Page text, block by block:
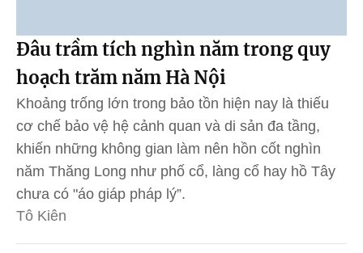
Đâu trầm tích nghìn năm trong quy
hoạch trăm năm Hà Nội
Khoảng trống lớn trong bảo tồn hiện nay là thiếu
cơ chế bảo vệ hệ cảnh quan và di sản đa tầng,
khiến những không gian làm nên hồn cốt nghìn
năm Thăng Long như phố cổ, làng cổ hay hồ Tây
chưa có "áo giáp pháp lý”.
Tô Kiên